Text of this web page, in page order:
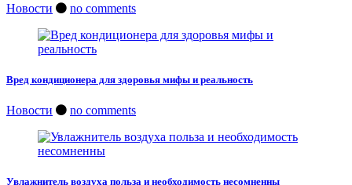
Новости no comments
Вред кондиционера для здоровья мифы и реальность
Новости no comments
Увлажнитель воздуха польза и необходимость несомненны